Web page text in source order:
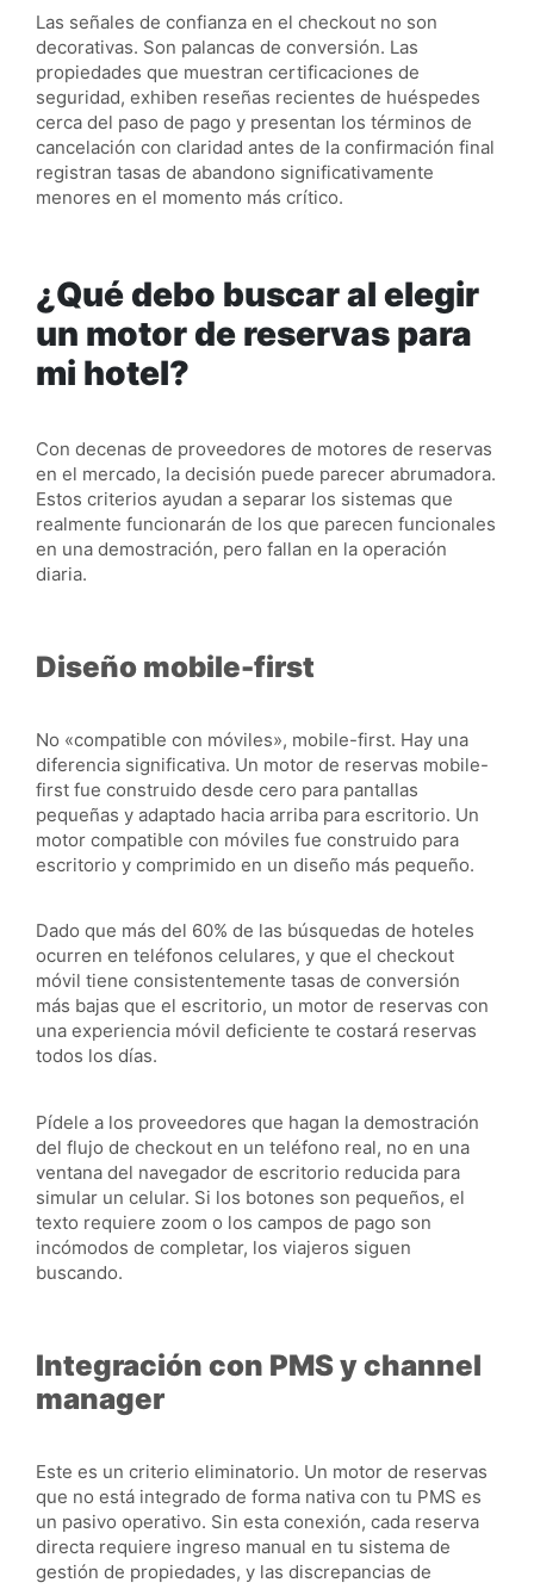
Las señales de confianza en el checkout no son
decorativas. Son palancas de conversión. Las
propiedades que muestran certificaciones de
seguridad, exhiben reseñas recientes de huéspedes
cerca del paso de pago y presentan los términos de
cancelación con claridad antes de la confirmación final
registran tasas de abandono significativamente
menores en el momento más crítico.
¿Qué debo buscar al elegir
un motor de reservas para
mi hotel?
Con decenas de proveedores de motores de reservas
en el mercado, la decisión puede parecer abrumadora.
Estos criterios ayudan a separar los sistemas que
realmente funcionarán de los que parecen funcionales
en una demostración, pero fallan en la operación
diaria.
Diseño mobile-first
No «compatible con móviles», mobile-first. Hay una
diferencia significativa. Un motor de reservas mobile-
first fue construido desde cero para pantallas
pequeñas y adaptado hacia arriba para escritorio. Un
motor compatible con móviles fue construido para
escritorio y comprimido en un diseño más pequeño.
Dado que más del 60% de las búsquedas de hoteles
ocurren en teléfonos celulares, y que el checkout
móvil tiene consistentemente tasas de conversión
más bajas que el escritorio, un motor de reservas con
una experiencia móvil deficiente te costará reservas
todos los días.
Pídele a los proveedores que hagan la demostración
del flujo de checkout en un teléfono real, no en una
ventana del navegador de escritorio reducida para
simular un celular. Si los botones son pequeños, el
texto requiere zoom o los campos de pago son
incómodos de completar, los viajeros siguen
buscando.
Integración con PMS y channel
manager
Este es un criterio eliminatorio. Un motor de reservas
que no está integrado de forma nativa con tu PMS es
un pasivo operativo. Sin esta conexión, cada reserva
directa requiere ingreso manual en tu sistema de
gestión de propiedades, y las discrepancias de